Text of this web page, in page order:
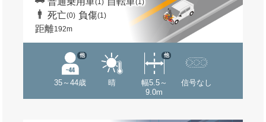
(1) (1)
死亡(0) 負傷(1)
距離192m
35～44歳
他
晴
幅5.5～
9.0m
他
信号なし